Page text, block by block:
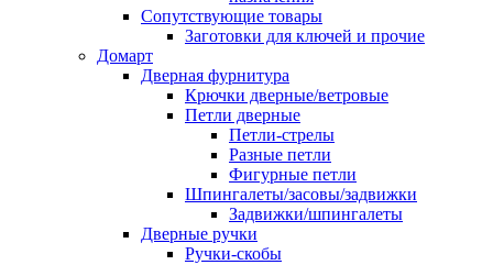
Сопутствующие товары
Заготовки для ключей и прочие
Домарт
Дверная фурнитура
Крючки дверные/ветровые
Петли дверные
Петли-стрелы
Разные петли
Фигурные петли
Шпингалеты/засовы/задвижки
Задвижки/шпингалеты
Дверные ручки
Ручки-скобы